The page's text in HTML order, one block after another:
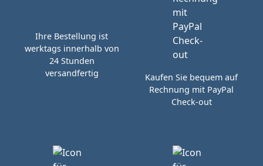
Ihre Bestellung ist
werktags innerhalb von
24 Stunden
versandfertig
Kaufen Sie bequem auf
Rechnung mit PayPal
Check-out